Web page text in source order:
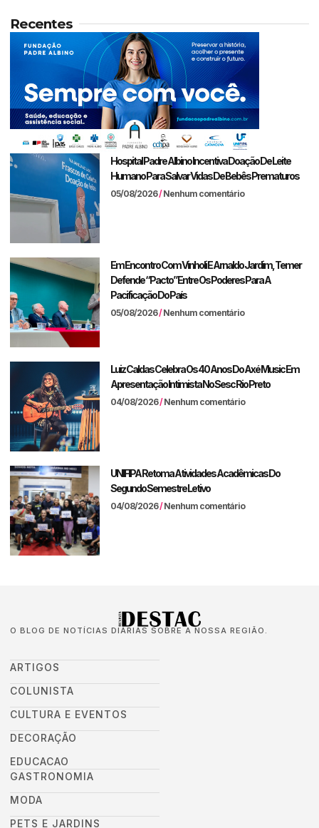
Recentes
Hospital Padre Albino Incentiva Doação De Leite
Humano Para Salvar Vidas De Bebês Prematuros
05/08/2026 Nenhum comentário
Em Encontro Com Vinholi E Arnaldo Jardim, Temer
Defende “pacto” Entre Os Poderes Para A
Pacificação Do País
05/08/2026 Nenhum comentário
Luiz Caldas Celebra Os 40 Anos Do Axé Music Em
Apresentação Intimista No Sesc Rio Preto
04/08/2026 Nenhum comentário
UNIFIPA Retoma Atividades Acadêmicas Do
Segundo Semestre Letivo
04/08/2026 Nenhum comentário
O BLOG DE NOTÍCIAS DIÁRIAS SOBRE A NOSSA REGIÃO.
ARTIGOS
COLUNISTA
CULTURA E EVENTOS
DECORAÇÃO
EDUCACAO
GASTRONOMIA
MODA
PETS E JARDINS